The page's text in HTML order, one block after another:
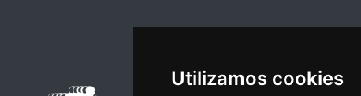
Utilizamos cookies